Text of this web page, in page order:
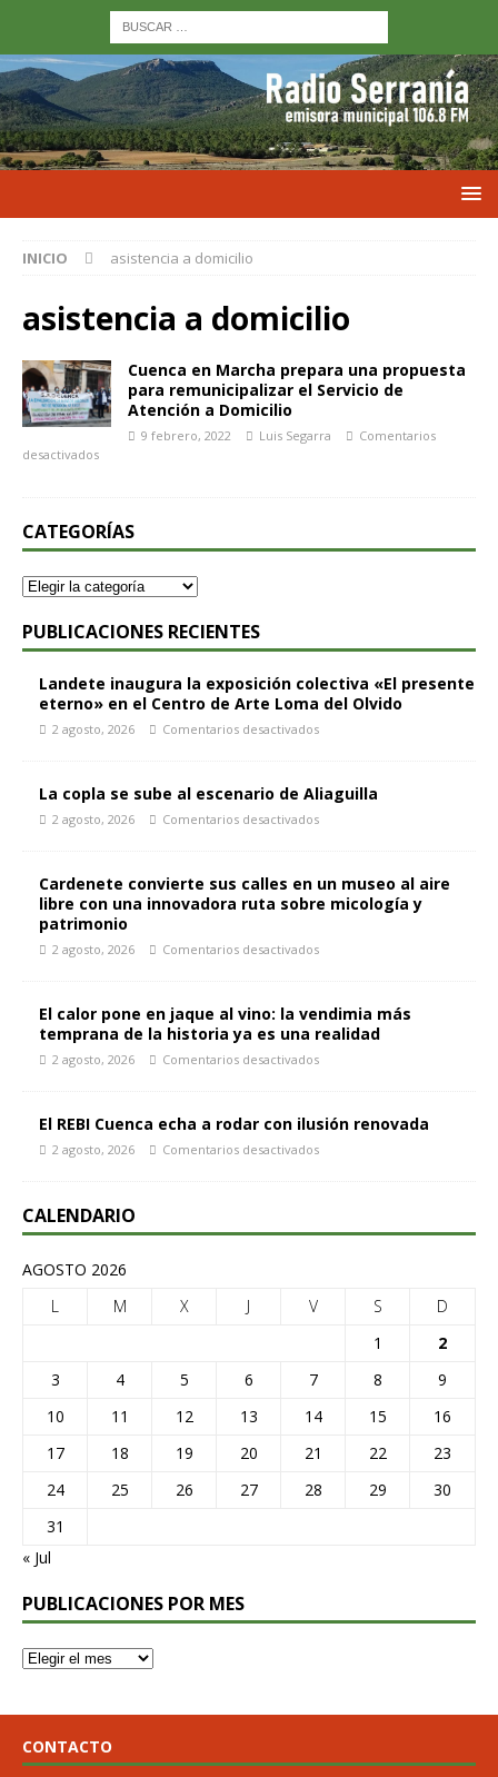
INICIO asistencia a domicilio
asistencia a domicilio
Cuenca en Marcha prepara una propuesta
para remunicipalizar el Servicio de
Atención a Domicilio
9 febrero, 2022 Luis Segarra
Comentarios
desactivados
CATEGORÍAS
PUBLICACIONES RECIENTES
Landete inaugura la exposición colectiva «El presente
eterno» en el Centro de Arte Loma del Olvido
2 agosto, 2026 Comentarios desactivados
La copla se sube al escenario de Aliaguilla
2 agosto, 2026 Comentarios desactivados
Cardenete convierte sus calles en un museo al aire
libre con una innovadora ruta sobre micología y
patrimonio
2 agosto, 2026 Comentarios desactivados
El calor pone en jaque al vino: la vendimia más
temprana de la historia ya es una realidad
2 agosto, 2026 Comentarios desactivados
El REBI Cuenca echa a rodar con ilusión renovada
2 agosto, 2026 Comentarios desactivados
CALENDARIO
AGOSTO 2026
L
M X J V S
D
1
2
3
4 5 6 7 8
9
10
11 12 13 14 15
16
17
18 19 20 21 22
23
24
25 26 27 28 29
30
31
« Jul
PUBLICACIONES POR MES
CONTACTO